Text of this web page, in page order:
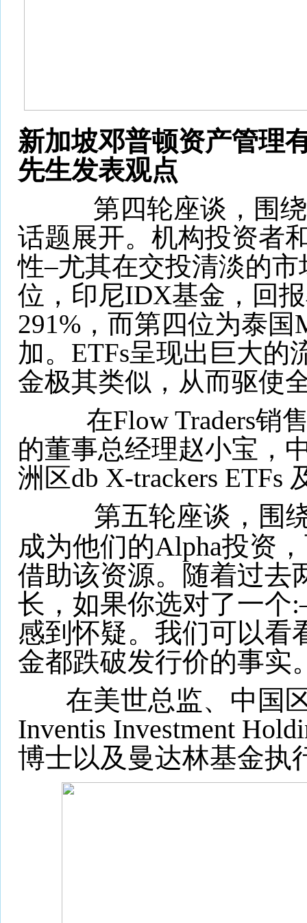
新加坡邓普顿资产管理
先生发表观点
第四轮座谈，围绕
话题展开。机构投资者
性–尤其在交投清淡的
位，印尼IDX基金，回
291%，而第四位为泰
加。ETFs呈现出巨大的
金极其类似，从而驱使
在Flow Traders销售
的董事总经理赵小宝，
洲区db X-trackers ETFs
第五轮座谈， 围
成为他们的Alpha投资
借助该资源。随着过去
长，如果你选对了一个
感到怀疑。我们可以看
金都跌破发行价的事实
在美世总监、中国区
Inventis Investment
博士以及曼达林基金执